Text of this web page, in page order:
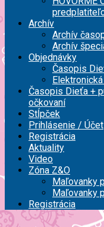
Archív
Archív
Archív
Objednávky
Časopis
Časopis Dieťa +
očkovaní
Stĺpček
Prihlásenie / Účet
Registrácia
Aktuality
Video
Zóna Z&O
Maľovanky
Maľovanky
Registrácia